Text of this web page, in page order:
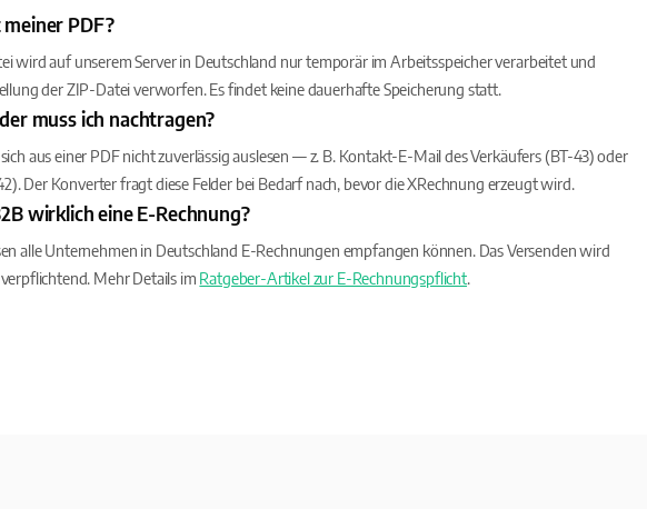
PDF?
wird auf unserem Server in Deutschland nur temporär im Arbeitsspeicher verarbeitet und
der ZIP-Datei verworfen. Es findet keine dauerhafte Speicherung statt.
muss ich nachtragen?
aus einer PDF nicht zuverlässig auslesen — z. B. Kontakt-E-Mail des Verkäufers (BT-43) oder
Der Konverter fragt diese Felder bei Bedarf nach, bevor die XRechnung erzeugt wird.
wirklich eine E-Rechnung?
alle Unternehmen in Deutschland E-Rechnungen empfangen können. Das Versenden wird
Mehr Details im Ratgeber-Artikel zur E-Rechnungspflicht.